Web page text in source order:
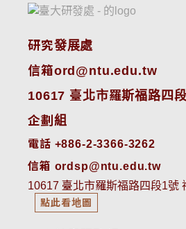
研究發展處
信箱ord@ntu.edu.tw
10617 臺北市羅斯福路四
企劃組
電話 +886-2-3366-3262
信箱 ordsp@ntu.edu.tw
10617 臺北市羅斯福路四段1號
點此看地圖